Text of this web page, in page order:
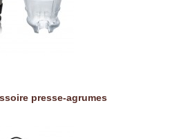
presse-agrumes